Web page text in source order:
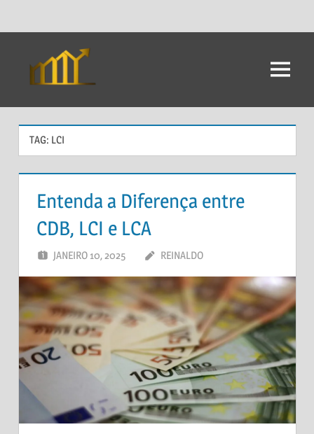
Dicas
Para
Investimento
Menu
TAG: LCI
Entenda a Diferença entre
CDB, LCI e LCA
JANEIRO 10, 2025 REINALDO